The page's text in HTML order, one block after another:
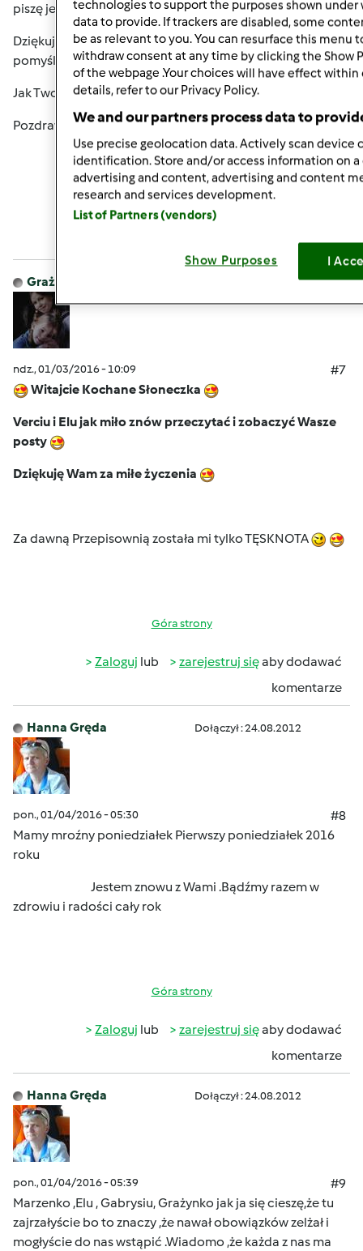
piszę jeszcze rzadziej... Cóż, życie...
Dziękuję za życzenia i Tobie również życzę wszelkiej
pomyślności w 2016 Roku.
Jak Twoja szkoła tańca? Jak córka, mąż? A Twoje zdrowie?
Pozdrawiam, Ela
Góra strony
Zalogujlub zarejestruj się
komentarze
Grażyna Kamińska Dołączył : 07.10.2011
ndz., 01/03/2016 - 10:09
#7
Witajcie Kochane Słoneczka
Verciu i Elu jak miło znów przeczytać i zobaczyć Wasze
posty
Dziękuję Wam za miłe życzenia
Za dawną Przepisownią została mi tylko TĘSKNOTA
Góra strony
Zaloguj lub zarejestruj sięaby dodawać
komentarze
Hanna Gręda Dołączył : 24.08.2012
pon., 01/04/2016 - 05:30
#8
Mamy mroźny poniedziałek Pierwszy poniedziałek 2016
roku
Jestem znowu z Wami .Bądźmy razem w
zdrowiu i radości cały rok
Góra strony
Zaloguj lub zarejestruj sięaby dodawać
komentarze
Hanna Gręda Dołączył : 24.08.2012
pon., 01/04/2016 - 05:39
#9
Marzenko ,Elu , Gabrysiu, Grażynko jak ja się cieszę,że tu
zajrzałyście bo to znaczy ,że nawał obowiązków zelżał i
mogłyście do nas wstąpić .Wiadomo ,że każda z nas ma
technologies to support the purposes shown under
data to provide. If trackers are disabled, some
be as relevant to you. You can resurface this menu
withdraw consent at any time by clicking the Show
of the webpage .Your choices will have effect within
details, refer to our Privacy Policy.
We and our partners process data to
Use precise geolocation data. Actively scan device
identification. Store and/or access information on a
advertising and content, advertising and content
research and services development.
List of Partners (vendors)
Show Purposes I